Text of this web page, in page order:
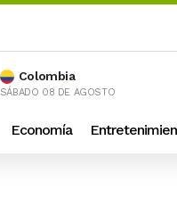
Colombia
SÁBADO 08 DE AGOSTO
Economía